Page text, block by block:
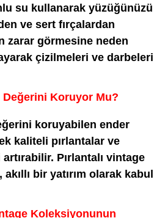
su kullanarak yüzüğünüzü
ve sert fırçalardan
zarar görmesine neden
çizilmeleri ve darbeleri
Değerini Koruyor Mu?
koruyabilen ender
kaliteli pırlantalar ve
Pırlantalı vintage
bir yatırım olarak kabul
Koleksiyonunun